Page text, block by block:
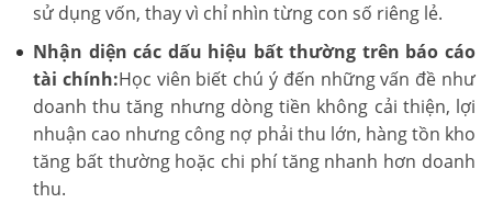
sử dụng vốn, thay vì chỉ nhìn từng con số riêng lẻ.
Nhận diện các dấu hiệu bất thường trên báo cáo
tài chính:Học viên biết chú ý đến những vấn đề như
doanh thu tăng nhưng dòng tiền không cải thiện, lợi
nhuận cao nhưng công nợ phải thu lớn, hàng tồn kho
tăng bất thường hoặc chi phí tăng nhanh hơn doanh
thu.